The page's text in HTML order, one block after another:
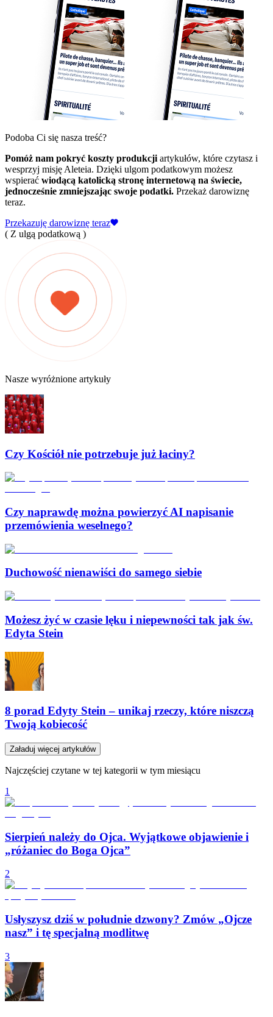
Podoba Ci się nasza treść?
Pomóż nam pokryć koszty produkcji artykułów, które czytasz i
wesprzyj misję Aleteia. Dzięki ulgom podatkowym możesz
wspierać wiodącą katolicką stronę internetową na świecie,
jednocześnie zmniejszając swoje podatki. Przekaż darowiznę
teraz.
Przekazuję darowiznę teraz
( Z ulgą podatkową )
Nasze wyróżnione artykuły
Czy Kościół nie potrzebuje już łaciny?
Czy naprawdę można powierzyć AI napisanie
przemówienia weselnego?
Duchowość nienawiści do samego siebie
Możesz żyć w czasie lęku i niepewności tak jak św.
Edyta Stein
8 porad Edyty Stein – unikaj rzeczy, które niszczą
Twoją kobiecość
Załaduj więcej artykułów
Najczęściej czytane w tej kategorii w tym miesiącu
1
Sierpień należy do Ojca. Wyjątkowe objawienie i
„różaniec do Boga Ojca”
2
Usłyszysz dziś w południe dzwony? Zmów „Ojcze
nasz” i tę specjalną modlitwę
3